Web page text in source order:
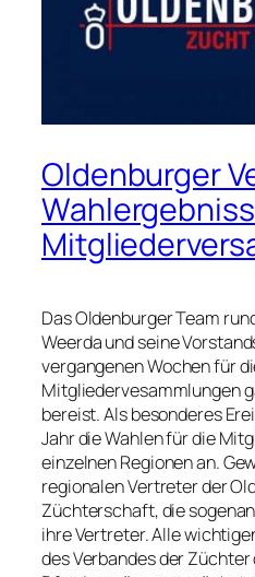
Oldenburger
Das Oldenburger Team
Weerda und seine
vergangenen Wochen für
Mitgliedervesammlungen
bereist. Als besonderes
Jahr die Wahlen für die
einzelnen Regionen an.
regionalen Vertreter der
Züchterschaft, die
ihre Vertreter. Alle
des Verbandes der